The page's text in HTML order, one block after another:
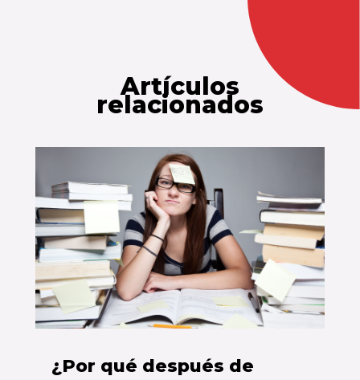
Artículos
relacionados
¿Por qué después de